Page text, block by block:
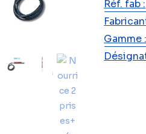
Réf. fab :
Gamme :